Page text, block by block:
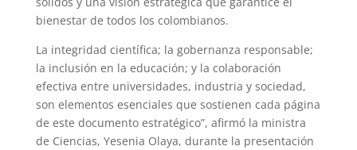
bienestar de todos los colombianos.
La integridad científica; la gobernanza responsable;
la inclusión en la educación; y la colaboración
efectiva entre universidades, industria y sociedad,
son elementos esenciales que sostienen cada página
de este documento estratégico”, afirmó la ministra
de Ciencias, Yesenia Olaya, durante la presentación